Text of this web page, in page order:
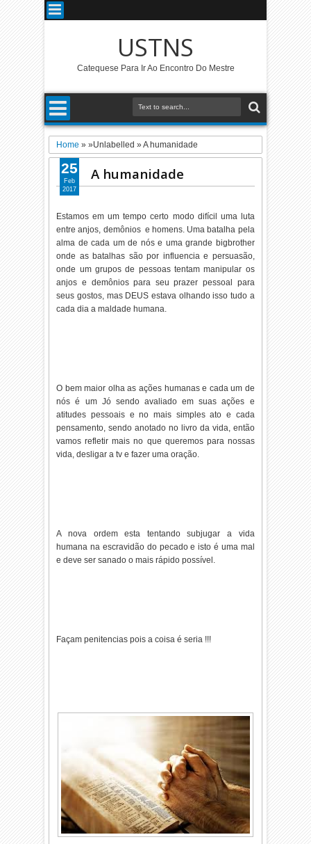
USTNS
Catequese Para Ir Ao Encontro Do Mestre
Home » »Unlabelled »A humanidade
A humanidade
Estamos em um tempo certo modo difícil uma luta
entre anjos, demônios e homens. Uma batalha pela
alma de cada um de nós e uma grande bigbrother
onde as batalhas são por influencia e persuasão,
onde um grupos de pessoas tentam manipular os
anjos e demônios para seu prazer pessoal para
seus gostos, mas DEUS estava olhando isso tudo a
cada dia a maldade humana.
O bem maior olha as ações humanas e cada um de
nós é um Jó sendo avaliado em suas ações e
atitudes pessoais e no mais simples ato e cada
pensamento, sendo anotado no livro da vida, então
vamos refletir mais no que queremos para nossas
vida, desligar a tv e fazer uma oração.
A nova ordem esta tentando subjugar a vida
humana na escravidão do pecado e isto é uma mal
e deve ser sanado o mais rápido possível.
Façam penitencias pois a coisa é seria !!!
25
Feb
2017